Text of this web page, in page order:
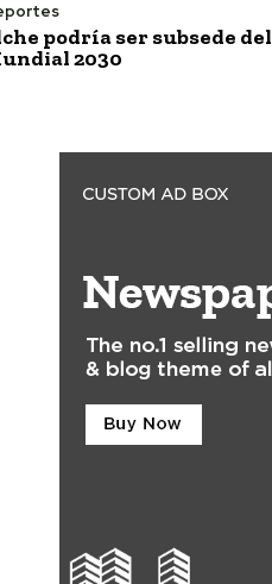
podría ser subsede del
2030